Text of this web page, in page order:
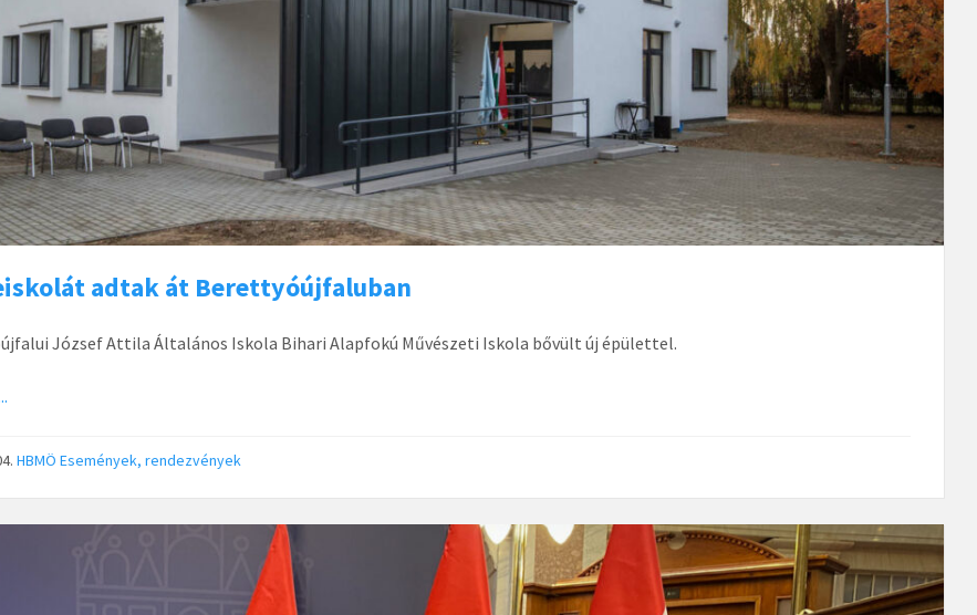
adtak át Berettyóújfaluban
József Attila Általános Iskola Bihari Alapfokú Művészeti Iskola bővült új épülettel.
HBMÖ Események, rendezvények